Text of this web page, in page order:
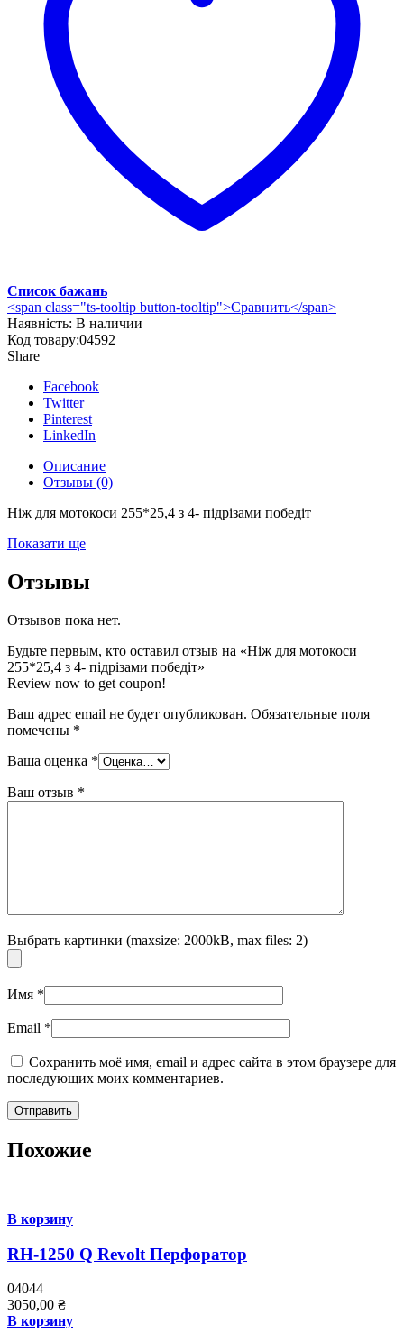
Список бажань
<span class="ts-tooltip button-tooltip">Сравнить</span>
Наявність: В наличии
Код товару:04592
Share
Facebook
Twitter
Pinterest
LinkedIn
Описание
Отзывы (0)
Ніж для мотокоси 255*25,4 з 4- підрізами победіт
Показати ще
Отзывы
Отзывов пока нет.
Будьте первым, кто оставил отзыв на «Ніж для мотокоси
255*25,4 з 4- підрізами победіт»
Review now to get coupon!
Ваш адрес email не будет опубликован. Обязательные поля
помечены *
Ваша оценка *
Ваш отзыв *
Выбрать картинки (maxsize: 2000kB, max files: 2)
Имя *
Email *
Сохранить моё имя, email и адрес сайта в этом браузере для
последующих моих комментариев.
Похожие
В корзину
RH-1250 Q Revolt Перфоратор
04044
3050,00 ₴
В корзину